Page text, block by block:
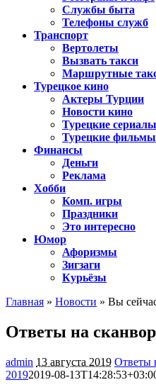
Службы быта
Телефоны служб
Транспорт
Вертолеты
Вызвать такси
Маршрутные
Турецкое кино
Актеры Турции
Новости кино
Турецкие сериалы
Турецкие фильмы
Финансы
Деньги
Реклама
Хобби
Комп. игры
Праздники
Это интересно
Юмор
Афоризмы
Зигзаги
Курьёзы
Главная » Новости » Вы
Ответы на
admin 13 августа 2019 Ответы
20192019-08-